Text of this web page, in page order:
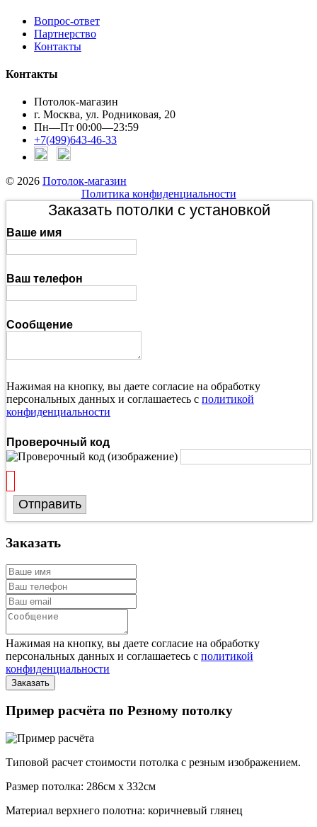
Вопрос-ответ
Партнерство
Контакты
Контакты
Потолок-магазин
г. Москва, ул. Родниковая, 20
Пн—Пт 00:00—23:59
+7(499)643-46-33
© 2026 Потолок-магазин
Политика конфиденциальности
Заказать потолки с установкой
Ваше имя
Ваш телефон
Сообщение
Нажимая на кнопку, вы даете согласие на обработку
персональных данных и соглашаетесь с политикой
конфиденциальности
Проверочный код
Отправить
Заказать
Нажимая на кнопку, вы даете согласие на обработку
персональных данных и соглашаетесь с политикой
конфиденциальности
Пример расчёта по Резному потолку
Типовой расчет стоимости потолка с резным изображением.
Размер потолка: 286см x 332см
Материал верхнего полотна: коричневый глянец